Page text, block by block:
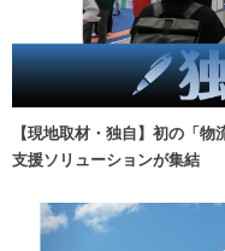
【現地取材・独自】初の「
支援ソリューションが集結